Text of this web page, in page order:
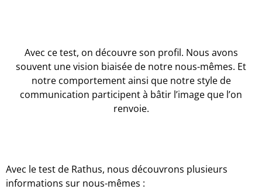
Avec ce test, on découvre son profil. Nous avons
souvent une vision biaisée de notre nous-mêmes. Et
notre comportement ainsi que notre style de
communication participent à bâtir l’image que l’on
renvoie.
Avec le test de Rathus, nous découvrons plusieurs
informations sur nous-mêmes :